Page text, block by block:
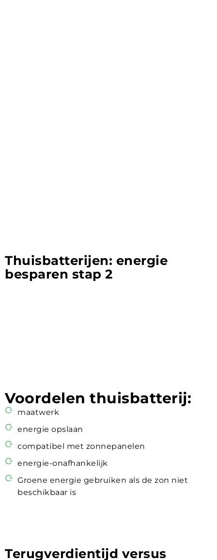
Thuisbatterijen: energie
besparen stap 2
Voordelen thuisbatterij:
maatwerk
energie opslaan
compatibel met zonnepanelen
energie-onafhankelijk
Groene energie gebruiken als de zon niet
beschikbaar is
Terugverdientijd versus